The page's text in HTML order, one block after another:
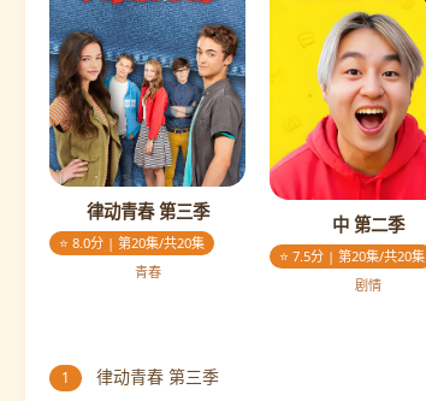
律动青春 第三季
⭐ 8.0分 | 第20集/共20集
青春
中 第二季
⭐ 7.5分 | 第20集/共20集
剧情
1 律动青春 第三季